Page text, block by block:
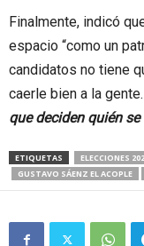
Finalmente, indicó
espacio “como un
candidatos no tiene
caerle bien a la gente.
que deciden quién
ETIQUETAS ELECCIONES
GUSTAVO SÁENZ EL ACOPLE